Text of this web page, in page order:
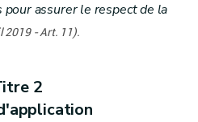
assurer le respect de la
2019 - Art. 11).
2